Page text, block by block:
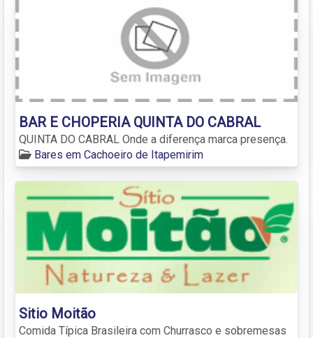
BAR E CHOPERIA QUINTA DO CABRAL
QUINTA DO CABRAL Onde a diferença marca presença.
Bares em Cachoeiro de Itapemirim
Sitio Moitão
Comida Típica Brasileira com Churrasco e sobremesas